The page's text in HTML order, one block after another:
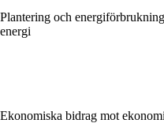
Plantering och
energi
Ekonomiska bidrag mot